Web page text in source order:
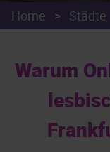
Home > Städte
Warum